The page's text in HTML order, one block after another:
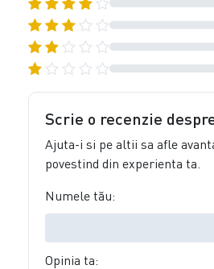
Scrie o recenzie
Ajuta-i si pe altii sa afle
povestind din experienta ta.
Numele tău:
Opinia ta: